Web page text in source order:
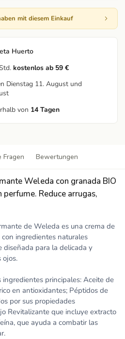
mit diesem Einkauf
Huerto
kostenlos ab 59 €
Dienstag 11. August und
von 14 Tagen
Fragen Bewertungen
Weleda con granada BIO
Reduce arrugas,
de Weleda es una crema de
ingredientes naturales
diseñada para la delicada y
ojos.
ingredientes principales: Aceite de
en antioxidantes; Péptidos de
por sus propiedades
Revitalizante que incluye extracto
que ayuda a combatir las